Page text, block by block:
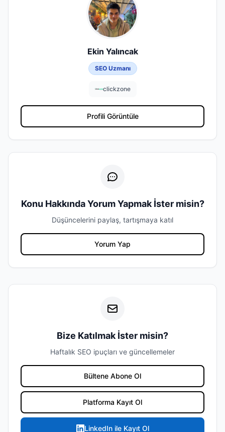
Ekin Yalıncak
SEO Uzmanı
clickzone
Profili Görüntüle
Konu Hakkında Yorum Yapmak İster misin?
Düşüncelerini paylaş, tartışmaya katıl
Yorum Yap
Bize Katılmak İster misin?
Haftalık SEO ipuçları ve güncellemeler
Bültene Abone Ol
Platforma Kayıt Ol
LinkedIn ile Kayıt Ol